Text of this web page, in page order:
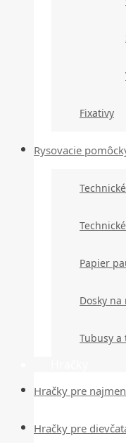
Fixativy
Rysovacie
Papier
Dosky na
Tubusy a
Hračky pre
Hračky pre